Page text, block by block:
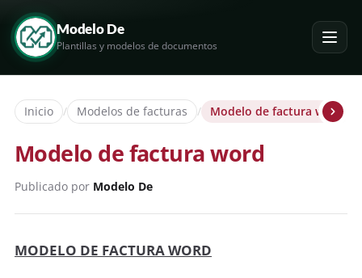
Modelo De
Plantillas y modelos de documentos
Inicio / Modelos de facturas / Modelo de factura word
Modelo de factura word
Publicado por Modelo De
MODELO DE FACTURA WORD